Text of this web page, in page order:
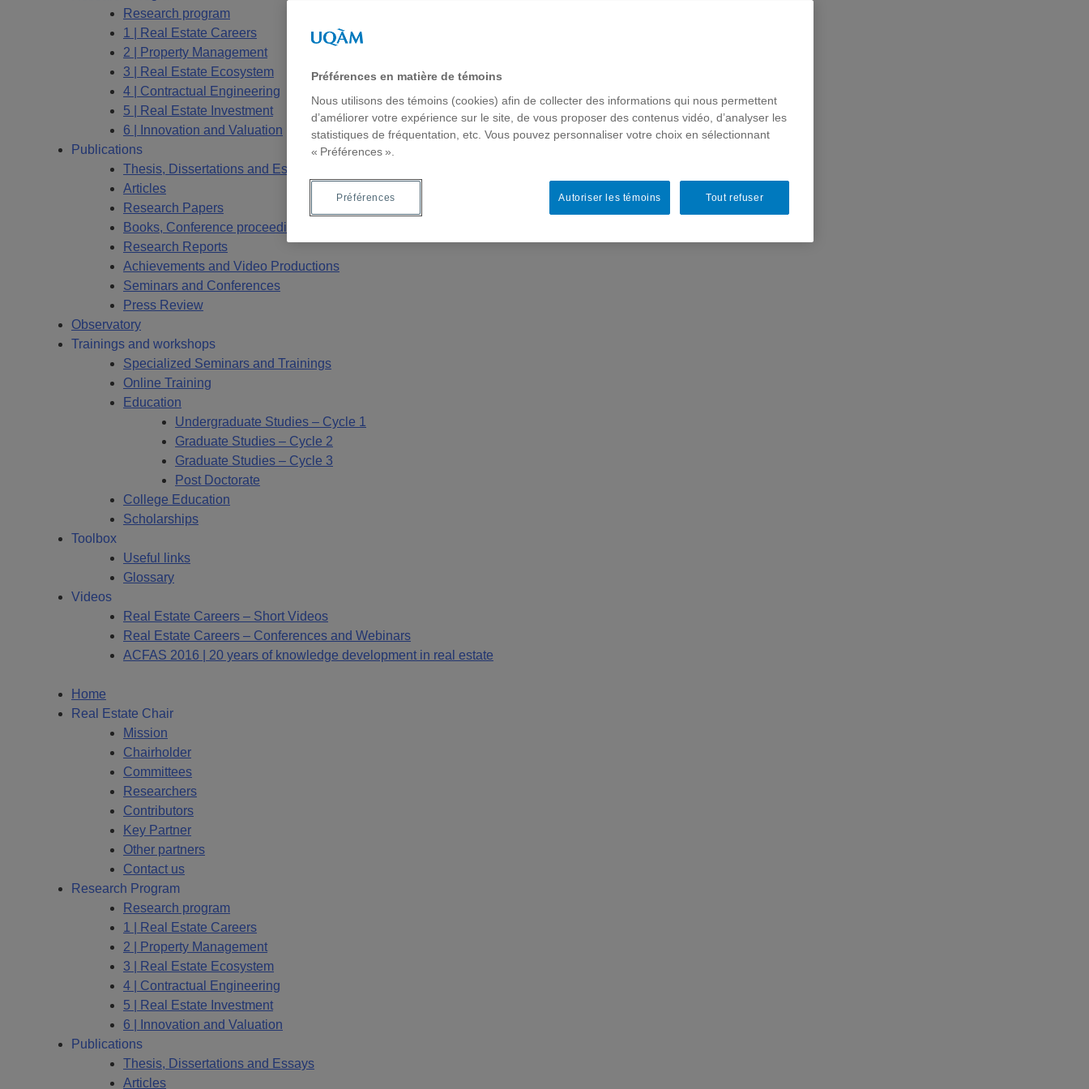
Research program
1 | Real Estate Careers
2 | Property Management
3 | Real Estate Ecosystem
4 | Contractual Engineering
5 | Real Estate Investment
6 | Innovation and Valuation
Publications
Thesis, Dissertations and Essays
Articles
Research Papers
Books, Conference proceedings
Research Reports
Achievements and Video Productions
Seminars and Conferences
Press Review
Observatory
Trainings and workshops
Specialized Seminars and Trainings
Online Training
Education
Undergraduate Studies – Cycle 1
Graduate Studies – Cycle 2
Graduate Studies – Cycle 3
Post Doctorate
College Education
Scholarships
Toolbox
Useful links
Glossary
Videos
Real Estate Careers – Short Videos
Real Estate Careers – Conferences and Webinars
ACFAS 2016 | 20 years of knowledge development in real estate
Home
Real Estate Chair
Mission
Chairholder
Committees
Researchers
Contributors
Key Partner
Other partners
Contact us
Research Program
Research program
1 | Real Estate Careers
2 | Property Management
3 | Real Estate Ecosystem
4 | Contractual Engineering
5 | Real Estate Investment
6 | Innovation and Valuation
Publications
Thesis, Dissertations and Essays
Articles
Préférences en matière de témoins
Nous utilisons des témoins (cookies) afin de collecter des informations qui nous permettent
d’améliorer votre expérience sur le site, de vous proposer des contenus vidéo, d’analyser les
statistiques de fréquentation, etc. Vous pouvez personnaliser votre choix en sélectionnant
« Préférences ».
Tout refuser
Autoriser les témoins
Préférences